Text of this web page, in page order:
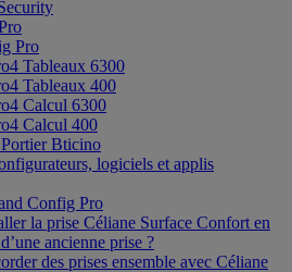
Pro
Tableaux 6300
Tableaux 400
Calcul 6300
Calcul 400
Bticino
logiciels et applis
Config Pro
la prise Céliane Surface Confort en
ancienne prise ?
des prises ensemble avec Céliane